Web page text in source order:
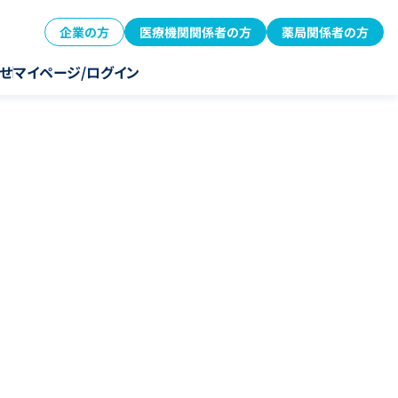
企業の方 医療機関関係者の方 薬局関係者の方
マイページ/ログイン